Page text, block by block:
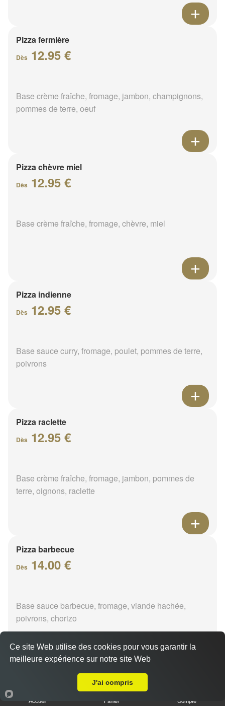
Pizza fermière
Dès 12.95 €
Base crème fraîche, fromage, jambon, champignons,
pommes de terre, oeuf
Pizza chèvre miel
Dès 12.95 €
Base crème fraîche, fromage, chèvre, miel
Pizza indienne
Dès 12.95 €
Base sauce curry, fromage, poulet, pommes de terre,
poivrons
Pizza raclette
Dès 12.95 €
Base crème fraîche, fromage, jambon, pommes de
terre, oignons, raclette
Pizza barbecue
Dès 14.00 €
Base sauce barbecue, fromage, viande hachée,
poivrons, chorizo
Accueil Panier Compte
Ce site Web utilise des cookies pour vous garantir la
meilleure expérience sur notre site Web
J'ai compris